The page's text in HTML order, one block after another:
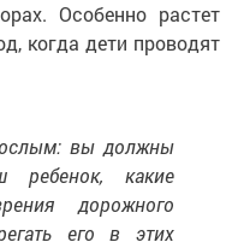
Особенно растет
когда дети проводят
вы должны
ребенок, какие
дорожного
его в этих